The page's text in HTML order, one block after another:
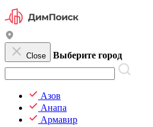
Close Выберите город
Азов
Анапа
Армавир